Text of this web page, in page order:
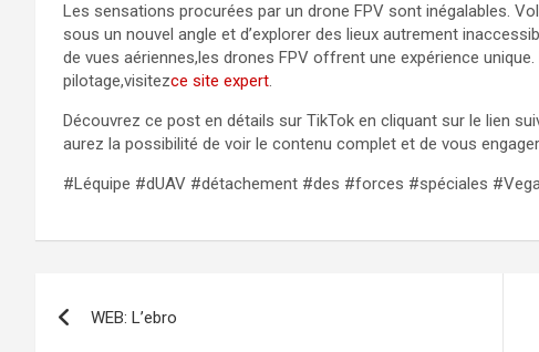
Les sensations procurées par un drone FPV sont inégalables.
sous un nouvel angle et d’explorer des lieux autrement
de vues aériennes,les drones FPV offrent une expérience
pilotage,visitezce site expert.
Découvrez ce post en détails sur TikTok en cliquant sur le lien
aurez la possibilité de voir le contenu complet et de vous
#Léquipe #dUAV #détachement #des #forces #spéciales
de
WEB: L’ebro